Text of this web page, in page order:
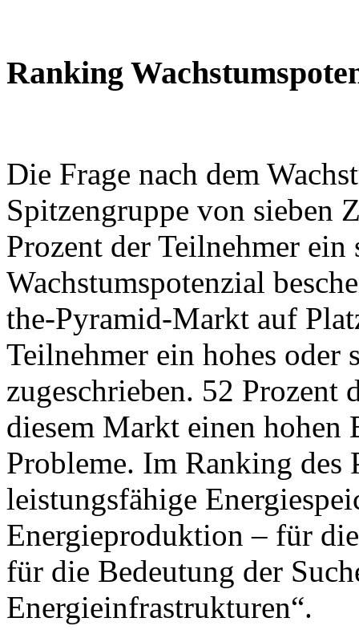
Ranking
Die Frage nach dem
Spitzengruppe von sieben
Prozent der Teilnehmer ein
Wachstumspotenzial
the-Pyramid-Markt auf
Teilnehmer ein hohes oder
zugeschrieben. 52 Prozent
diesem Markt einen
Probleme. Im Ranking des
leistungsfähige
Energieproduktion – für
für die Bedeutung der
Energieinfrastrukturen“.